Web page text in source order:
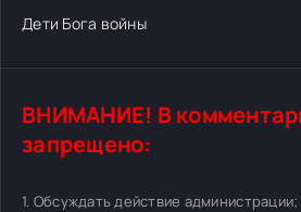
Дети Бога войны
ВНИМАНИЕ! В
запрещено:
1. Обсуждать действие администрации;